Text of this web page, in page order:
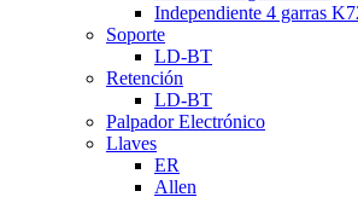
Independiente 4 garras
Soporte
LD-BT
Retención
LD-BT
Palpador Electrónico
Llaves
ER
Allen